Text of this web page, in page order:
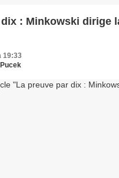
: Minkowski dirige
19:33